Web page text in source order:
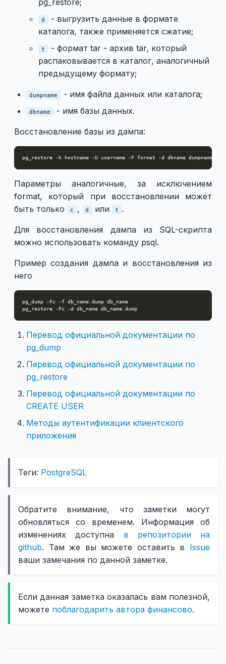
pg_restore;
d
- выгрузить данные в формате
каталога, также применяется сжатие;
t - формат tar - архив tar, который
распаковывается в каталог, аналогичный
предыдущему формату;
dumpname - имя файла данных или каталога;
dbname - имя базы данных.
Восстановление базы из дампа:
Параметры аналогичные, за исключением
format, который при восстановлении может
быть только
c , d или t .
Для восстановления дампа из SQL-скрипта
можно использовать команду psql.
Пример создания дампа и восстановления из
него
Перевод официальной документации по
pg_dump
Перевод официальной документации по
pg_restore
Перевод официальной документации по
CREATE USER
Методы аутентификации клиентского
приложения
Теги: PostgreSQL
Обратите внимание, что заметки могут
обновляться со временем. Информация об
изменениях доступна в репозитории на
github. Там же вы можете оставить в Issue
ваши замечания по данной заметке.
Если данная заметка оказалась вам полезной,
можете поблагодарить автора финансово.